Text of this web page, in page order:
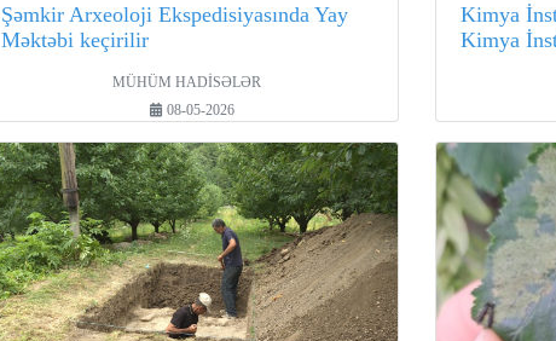
Şəmkir Arxeoloji Ekspedisiyasında Yay
Məktəbi keçirilir
MÜHÜM HADİSƏLƏR
08-05-2026
Kimya
Kimya